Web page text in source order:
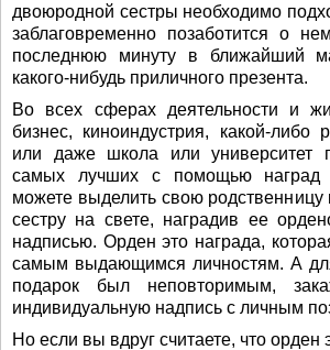
двоюродной сестры необходимо
заблаговременно позаботится о
последнюю минуту в ближайший
какого-нибудь приличного презента.
Во всех сферах деятельности и
бизнес, киноиндустрия, какой-либо
или даже школа или университет
самых лучших с помощью
можете выделить свою
сестру на свете, наградив ее
надписью. Орден это награда,
самым выдающимся личностям. А
подарок был неповторимым,
индивидуальную надпись с личным
Но если вы вдруг считаете, что орден